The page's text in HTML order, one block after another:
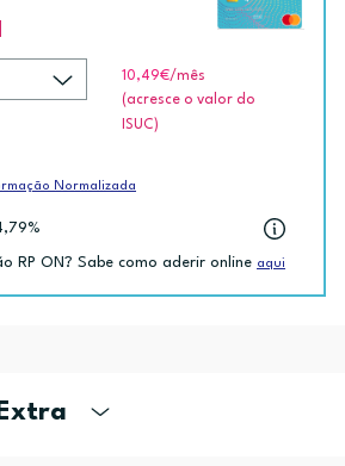
10,49€/mês
(acresce o valor do
ISUC)
Normalizada
RP ON? Sabe como aderir online aqui